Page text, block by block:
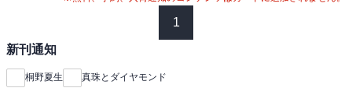
1
新刊通知
桐野夏生 真珠とダイヤモンド